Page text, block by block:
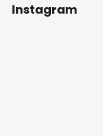
Instagram